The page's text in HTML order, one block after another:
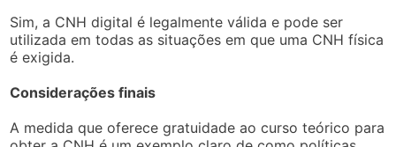
Sim, a CNH digital é legalmente válida e pode ser
utilizada em todas as situações em que uma CNH física
é exigida.
Considerações finais
A medida que oferece gratuidade ao curso teórico para